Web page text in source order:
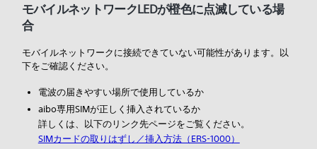
モバイルネットワークLEDが橙色に点滅している場
合
モバイルネットワークに接続できていない可能性があります。以
下をご確認ください。
電波の届きやすい場所で使用しているか
aibo専用SIMが正しく挿入されているか
詳しくは、以下のリンク先ページをご覧ください。
SIMカードの取りはずし／挿入方法（ERS-1000）